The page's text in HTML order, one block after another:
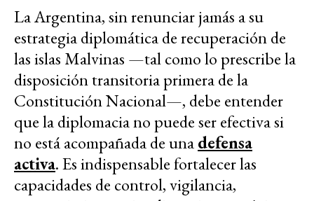
La Argentina, sin renunciar jamás a su
estrategia diplomática de recuperación de
las islas Malvinas —tal como lo prescribe la
disposición transitoria primera de la
Constitución Nacional—, debe entender
que la diplomacia no puede ser efectiva si
no está acompañada de unadefensa
activa. Es indispensable fortalecer las
capacidades de control, vigilancia,